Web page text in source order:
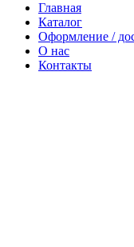
Главная
Каталог
Оформление /
О нас
Контакты